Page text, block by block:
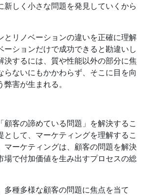
新しく小さな問題を発見していくから
とリノベーションの違いを正確に理解
ーションだけで成功できると勘違いし
決するには、質や性能以外の部分に焦
らないにもかかわらず、そこに目を向
害が生まれる。
顧客の諦めている問題」を解決するこ
として、マーケティングを理解するこ
マーケティングは、顧客の問題を解決
場で付加価値を生み出すプロセスの総
多種多様な顧客の問題に焦点を当て